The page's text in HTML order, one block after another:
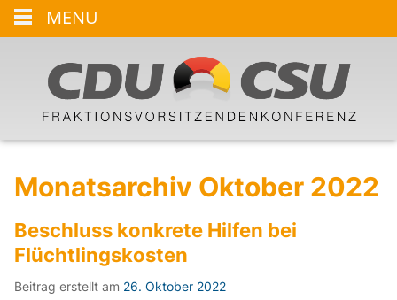
Monatsarchiv Oktober 2022
Beschluss konkrete Hilfen bei
Flüchtlingskosten
Beitrag erstellt am 26. Oktober 2022
MENU